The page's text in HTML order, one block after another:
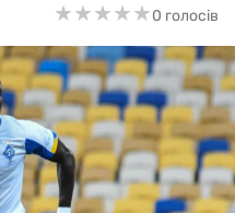
★★★★★
★★★★★0 голосів